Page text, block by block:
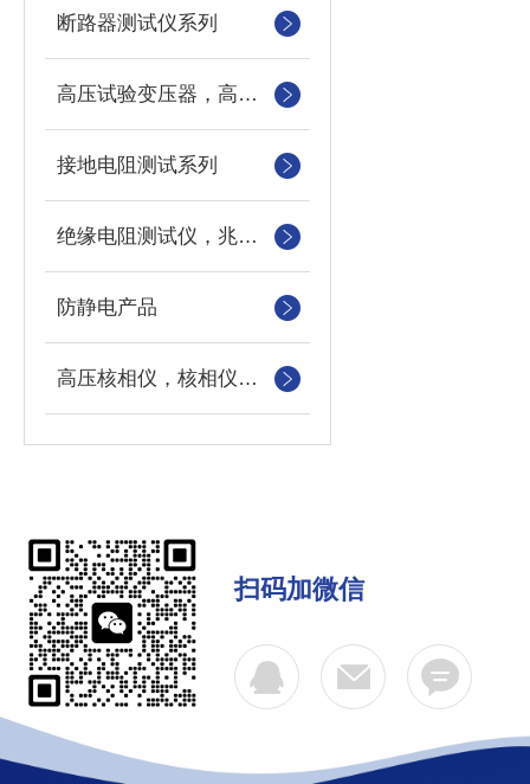
断路器测试仪系列
高压试验变压器，高压测量仪，数字微安表
接地电阻测试系列
绝缘电阻测试仪，兆欧表，摇表，电动摇表
防静电产品
高压核相仪，核相仪，高压核相器，高压定向器
扫码加微信